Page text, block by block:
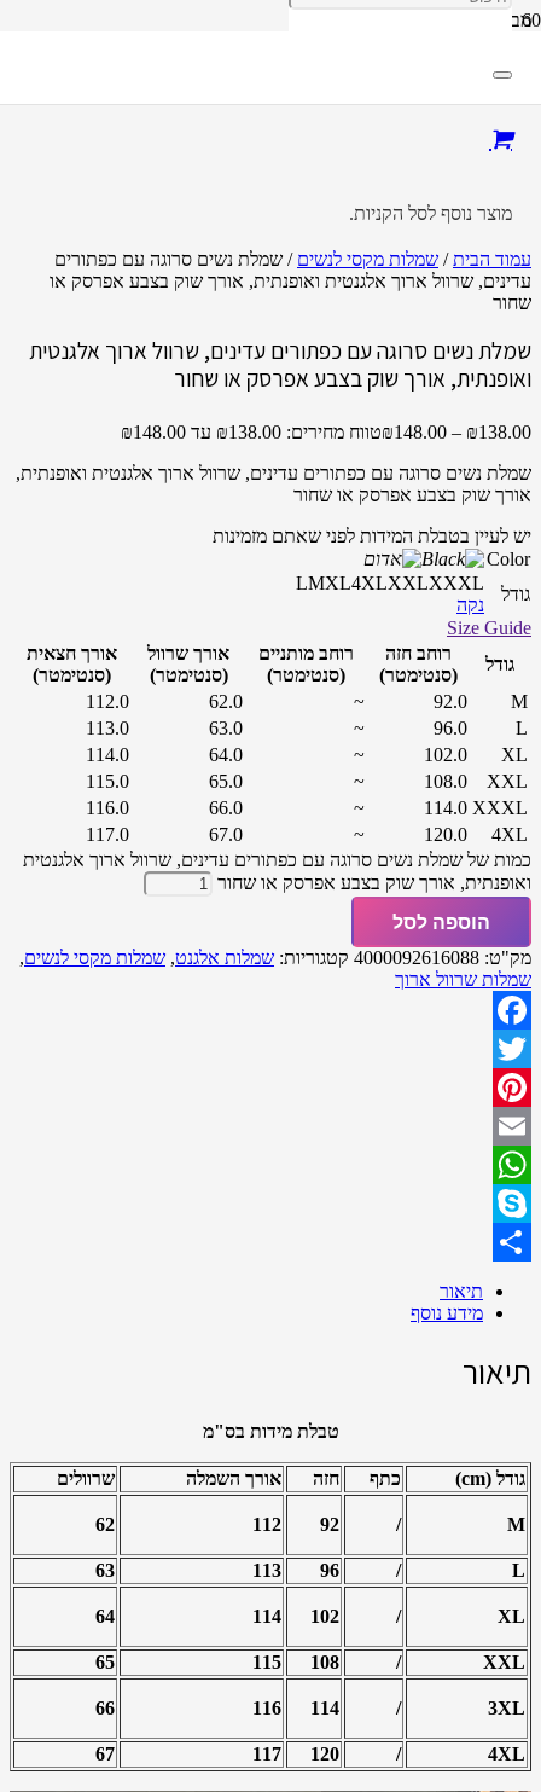
מוצר נוסף לסל הקניות.
מבצע!
עמוד הבית/ שמלות מקסי לנשים / שמלת נשים סרוגה עם כפתורים
עדינים, שרוול ארוך אלגנטית ואופנתית, אורך שוק בצבע אפרסק או
שחור
שמלת נשים סרוגה עם כפתורים עדינים, שרוול ארוך אלגנטית
ואופנתית, אורך שוק בצבע אפרסק או שחור
₪138.00
–
₪148.00
טווח מחירים: ⁦₪138.00⁩ עד ⁦₪148.00⁩
שמלת נשים סרוגה עם כפתורים עדינים, שרוול ארוך אלגנטית ואופנתית,
אורך שוק בצבע אפרסק או שחור
יש לעיין בטבלת המידות לפני שאתם מזמינות
Color
גודל
LMXL4XLXXLXXXL
נקה
Size Guide
גודל
רוחב חזה
(סנטימטר)
רוחב מותניים
(סנטימטר)
אורך שרוול
(סנטימטר)
אורך חצאית
(סנטימטר)
M
92.0
~
62.0
112.0
L
96.0
~
63.0
113.0
XL
102.0
~
64.0
114.0
XXL
108.0
~
65.0
115.0
XXXL
114.0
~
66.0
116.0
4XL
120.0
~
67.0
117.0
כמות של שמלת נשים סרוגה עם כפתורים עדינים, שרוול ארוך אלגנטית
ואופנתית, אורך שוק בצבע אפרסק או שחור
הוספה לסל
מק"ט: 4000092616088 קטגוריות: שמלות אלגנט, שמלות מקסי לנשים,
שמלות שרוול ארוך
Facebook
Twitter
Pinterest
Email
WhatsApp
Skype
תיאור
מידע נוסף
תיאור
טבלת מידות בס"מ
גודל (cm) כתף חזה אורך השמלה שרוולים
M
/
92
112
62
L
/
96
113
63
XL
/
102
114
64
XXL
/
108
115
65
3XL
/
114
116
66
4XL
/
120
117
67